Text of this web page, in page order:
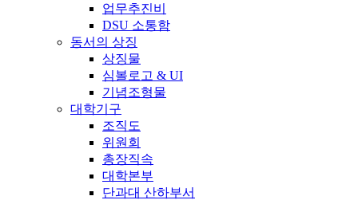
업무추진비
DSU 소통함
동서의 상징
상징물
심볼로고 & UI
기념조형물
대학기구
조직도
위원회
총장직속
대학본부
단과대 산하부서